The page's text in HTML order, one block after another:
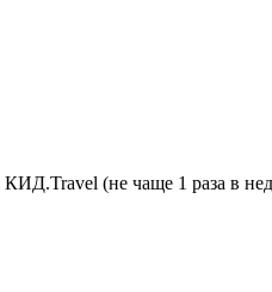
(не чаще 1 раза в